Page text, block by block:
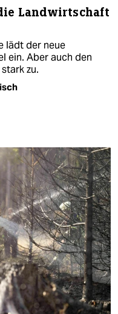
Landwirtschaft
lädt der neue
ein. Aber auch den
zu.